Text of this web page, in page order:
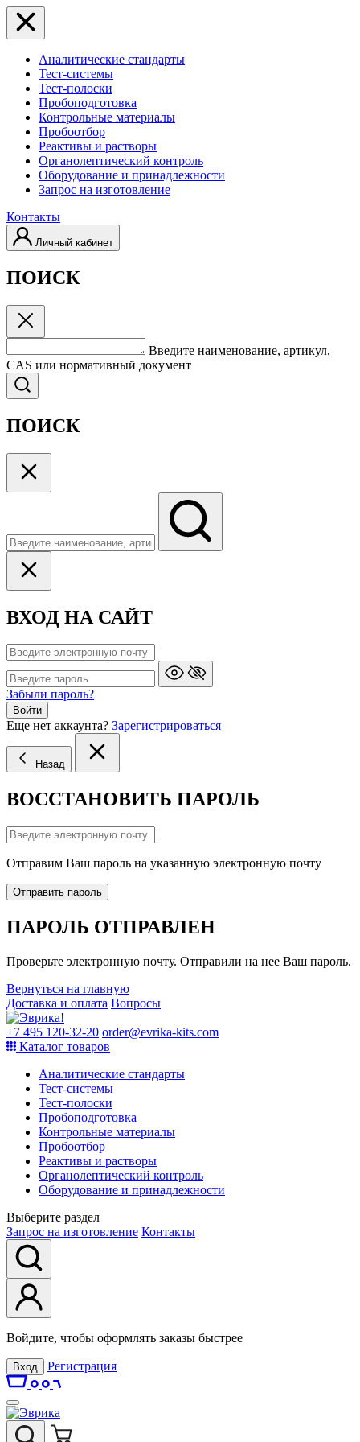
Аналитические стандарты
Тест-системы
Тест-полоски
Пробоподготовка
Контрольные материалы
Пробоотбор
Реактивы и растворы
Органолептический контроль
Оборудование и принадлежности
Запрос на изготовление
Контакты
Личный кабинет
ПОИСК
Введите наименование, артикул,
CAS или нормативный документ
ПОИСК
ВХОД НА САЙТ
Забыли пароль?
Войти
Еще нет аккаунта? Зарегистрироваться
Назад
ВОССТАНОВИТЬ ПАРОЛЬ
Отправим Ваш пароль на указанную электронную почту
Отправить пароль
ПАРОЛЬ ОТПРАВЛЕН
Проверьте электронную почту. Отправили на нее Ваш пароль.
Вернуться на главную
Доставка и оплата Вопросы
+7 495 120-32-20 order@evrika-kits.com
Каталог товаров
Аналитические стандарты
Тест-системы
Тест-полоски
Пробоподготовка
Контрольные материалы
Пробоотбор
Реактивы и растворы
Органолептический контроль
Оборудование и принадлежности
Выберите раздел
Запрос на изготовление Контакты
Войдите, чтобы оформлять заказы быстрее
Вход Регистрация